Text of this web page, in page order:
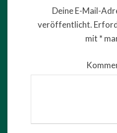
Deine E-Mail-
veröffentlicht.
mit *